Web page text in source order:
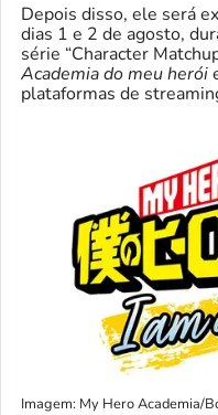
Depois disso, ele será
dias 1 e 2 de agosto,
série “Character
Academia do meu herói
plataformas de
Imagem: My Hero Academia/